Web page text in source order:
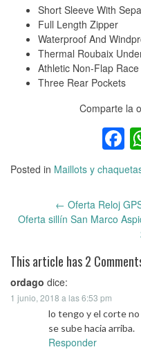
Short Sleeve With
Full Length Zipper
Waterproof And
Thermal Roubaix
Athletic Non-Flap
Three Rear Pockets
Comparte la
Posted in Maillots y
Post
← Oferta Reloj
Oferta sillín San Marco
This article has 2
ordago dice:
1 junio, 2018 a las 6:53 pm
lo tengo y el corte no
se sube hacia arriba.
Responder